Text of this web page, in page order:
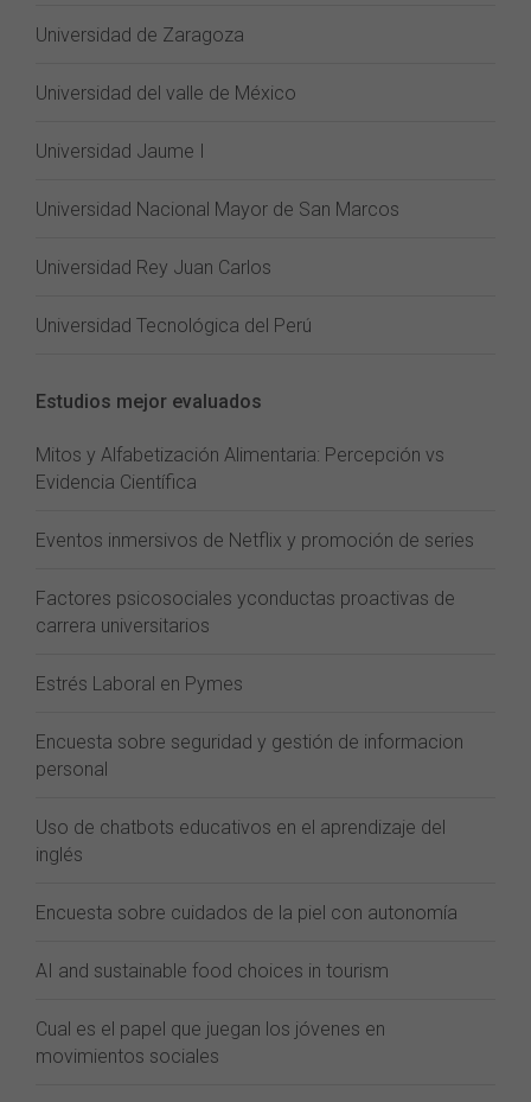
Universidad de Zaragoza
Universidad del valle de México
Universidad Jaume I
Universidad Nacional Mayor de San Marcos
Universidad Rey Juan Carlos
Universidad Tecnológica del Perú
Estudios mejor evaluados
Mitos y Alfabetización Alimentaria: Percepción vs
Evidencia Científica
Eventos inmersivos de Netflix y promoción de series
Factores psicosociales yconductas proactivas de
carrera universitarios
Estrés Laboral en Pymes
Encuesta sobre seguridad y gestión de informacion
personal
Uso de chatbots educativos en el aprendizaje del
inglés
Encuesta sobre cuidados de la piel con autonomía
AI and sustainable food choices in tourism
Cual es el papel que juegan los jóvenes en
movimientos sociales